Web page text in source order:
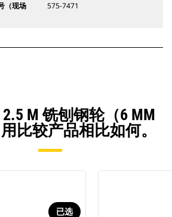
（现场
575-7471
M 铣刨钢轮（6 MM
比较产品相比如何。
已选